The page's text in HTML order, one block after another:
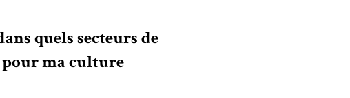
quels secteurs de
pour ma culture